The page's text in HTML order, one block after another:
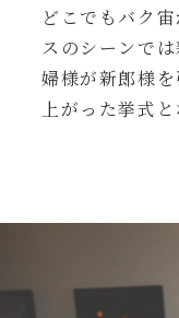
どこでもバク
スのシーンで
婦様が新郎様
上がった挙式